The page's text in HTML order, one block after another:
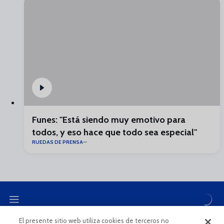
Funes: "Está siendo muy emotivo para
todos, y eso hace que todo sea especial"
RUEDAS DE PRENSA
El presente sitio web utiliza cookies de terceros no